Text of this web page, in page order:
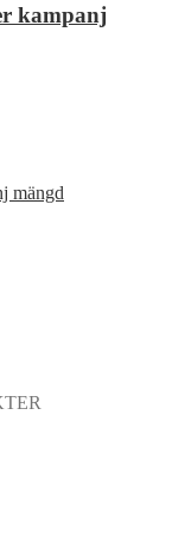
kampanj
mängd